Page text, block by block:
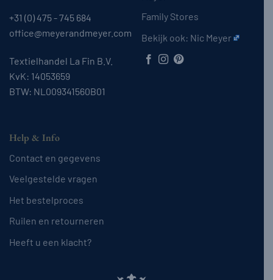
+31 (0) 475 - 745 684
office@meyerandmeyer.com
Textielhandel La Fin B.V.
KvK: 14053659
BTW: NL009341560B01
Family Stores
Bekijk ook: Nic Meyer
Help & Info
Contact en gegevens
Veelgestelde vragen
Het bestelproces
Ruilen en retourneren
Heeft u een klacht?